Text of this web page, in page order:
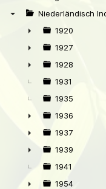
► Niederländisch
►
1920
►
1927
►
1928
1931
1935
►
1936
►
1937
►
1939
1941
1954